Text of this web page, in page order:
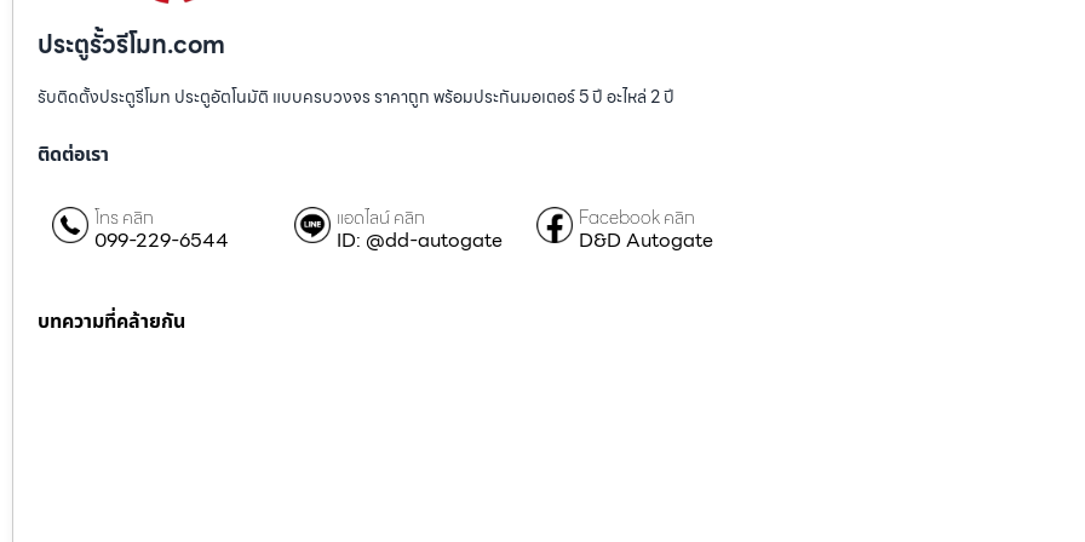
ประตูรั้วรีโมท.com
รับติดตั้งประตูรีโมท ประตูอัตโนมัติ แบบครบวงจร ราคาถูก พร้อมประกันมอเตอร์ 5 ปี อะไหล่ 2 ปี
ติดต่อเรา
โทร คลิก
099-229-6544
แอดไลน์ คลิก
ID: @dd-autogate
Facebook คลิก
D&D Autogate
บทความที่คล้ายกัน